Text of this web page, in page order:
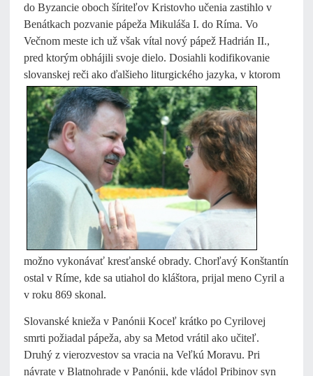
do Byzancie oboch šíriteľov Kristovho učenia zastihlo v
Benátkach pozvanie pápeža Mikuláša I. do Ríma. Vo
Večnom meste ich už však vítal nový pápež Hadrián II.,
pred ktorým obhájili svoje dielo. Dosiahli kodifikovanie
slovanskej reči ako ďalšieho liturgického jazyka, v ktorom
možno vykonávať kresťanské obrady. Chorľavý Konštantín
ostal v Ríme, kde sa utiahol do kláštora, prijal meno Cyril a
v roku 869 skonal.
Slovanské knieža v Panónii Koceľ krátko po Cyrilovej
smrti požiadal pápeža, aby sa Metod vrátil ako učiteľ.
Druhý z vierozvestov sa vracia na Veľkú Moravu. Pri
návrate v Blatnohrade v Panónii, kde vládol Pribinov syn